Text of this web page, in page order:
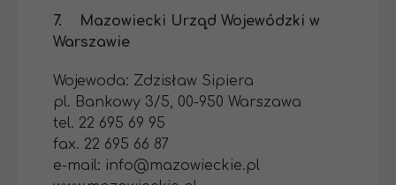
7. Mazowiecki Urząd Wojewódzki w
Warszawie
Wojewoda: Zdzisław Sipiera
pl. Bankowy 3/5, 00-950 Warszawa
tel. 22 695 69 95
fax. 22 695 66 87
e-mail: info@mazowieckie.pl